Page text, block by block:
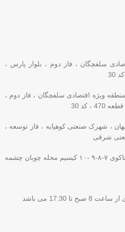
سلفچگان ، فاز دوم ، بلوار پارس ،
ویژه اقتصادی سلفچگان ، فاز دوم ،
، شهرک صنعتی کوهپایه ، فاز توسعه ،
شرقی
چشمه
17:30 می باشد